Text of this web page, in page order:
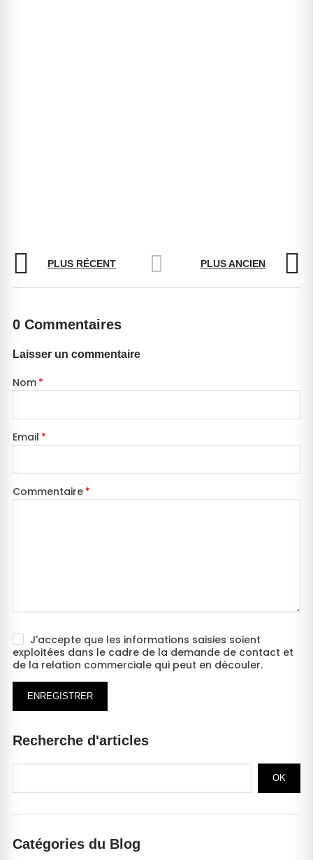
PLUS RÉCENT PLUS ANCIEN
0 Commentaires
Laisser un commentaire
Nom
Email
Commentaire
J'accepte que les informations saisies soient
exploitées dans le cadre de la demande de contact et
de la relation commerciale qui peut en découler.
ENREGISTRER
Recherche d'articles
OK
Catégories du Blog